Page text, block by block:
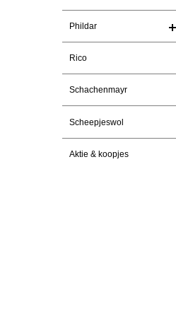
Phildar
Rico
Schachenmayr
Scheepjeswol
Aktie & koopjes